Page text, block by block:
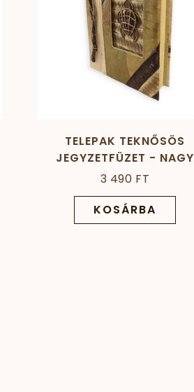
TELEPAK TEKNŐSÖS
JEGYZETFÜZET - NAGY
3 490 FT
KOSÁRBA